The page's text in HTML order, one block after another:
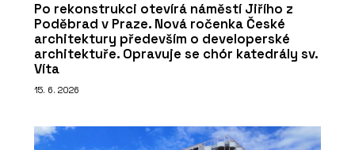
Po rekonstrukci otevírá náměstí Jiřího z
Poděbrad v Praze. Nová ročenka České
architektury především o developerské
architektuře. Opravuje se chór katedrály sv.
Víta
15. 6. 2026